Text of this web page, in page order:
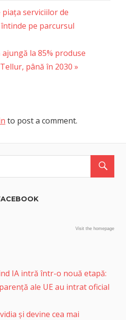
serviciilor de
pe parcursul
la 85% produse
până în 2030
to post a comment.
Visit the homepage
IA intră într-o nouă etapă:
ale UE au intrat oficial
și devine cea mai